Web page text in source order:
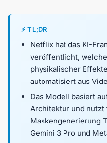
⚡ TL;DR
Netflix hat das KI-
veröffentlicht,
physikalischer
automatisiert aus
Das Modell basiert
Architektur und nutzt
Maskengenerierung
Gemini 3 Pro und